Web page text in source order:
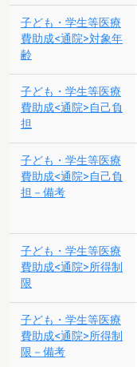
子ども・学生等医療
費助成<通院>対象年
齢
子ども・学生等医療
費助成<通院>自己負
担
子ども・学生等医療
費助成<通院>自己負
担－備考
子ども・学生等医療
費助成<通院>所得制
限
子ども・学生等医療
費助成<通院>所得制
限－備考